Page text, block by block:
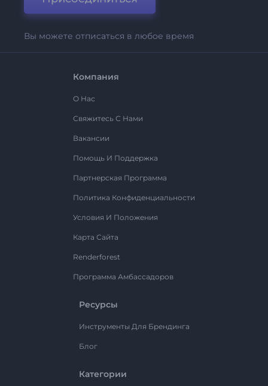
Вы можете отписаться в любое время
Компания
О Нас
Свяжитесь С Нами
Вакансии
Помощь И Поддержка
Партнерская Программа
Политика Конфиденциальности
Условия И Положения
Карта Сайта
Renderforest
Программа Амбассадоров
Ресурсы
Инструменты Для Брендинга
Блог
Категории